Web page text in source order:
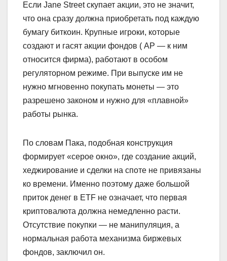
Если Jane Street скупает акции, это не значит,
что она сразу должна приобретать под каждую
бумагу биткоин. Крупные игроки, которые
создают и гасят акции фондов ( AP — к ним
относится фирма), работают в особом
регуляторном режиме. При выпуске им не
нужно мгновенно покупать монеты — это
разрешено законом и нужно для «плавной»
работы рынка.
По словам Пака, подобная конструкция
формирует «серое окно», где создание акций,
хеджирование и сделки на споте не привязаны
ко времени. Именно поэтому даже большой
приток денег в ETF не означает, что первая
криптовалюта должна немедленно расти.
Отсутствие покупки — не манипуляция, а
нормальная работа механизма биржевых
фондов, заключил он.